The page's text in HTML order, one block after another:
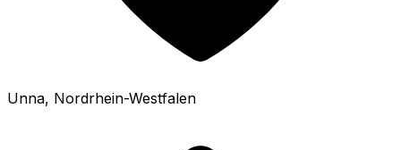
Unna, Nordrhein-Westfalen